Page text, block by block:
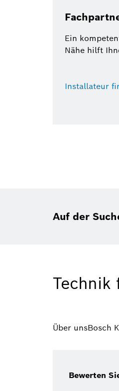
Ein
Nähe hilft
Installateur
Auf der
Technik
Über unsBosch
Bewerten